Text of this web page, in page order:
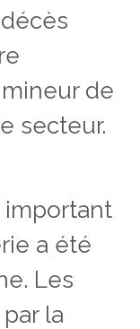
mineur de
secteur.
important
a été
Les
la